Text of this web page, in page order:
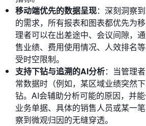
移动端优先的数据呈现：深刻洞察
的需求，所有报表和图表都优先为
理者可以在出差途中、会议间隙，
售业绩、费用使用情况、人效排名
受时空限制。
支持下钻与追溯的AI分析：当管理
常数据时（例如，某区域业绩突然
钻。AI会辅助分析可能的原因，并
业务单据、具体的销售人员或某一
察到微观归因的无缝穿透。